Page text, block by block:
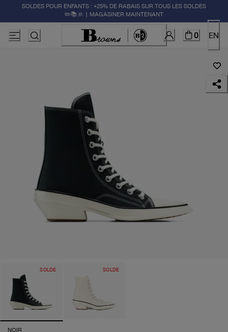
SOLDES POUR ENFANTS : +25% DE RABAIS SUR TOUS LES SOLDES
✏️📚🚸 | MAGASINER MAINTENANT
0 EN
SOLDE SOLDE
NOIR